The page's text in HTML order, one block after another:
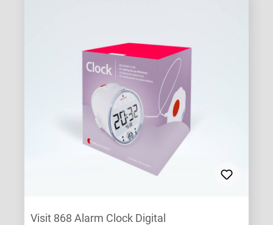
Visit 868 Alarm Clock Digital